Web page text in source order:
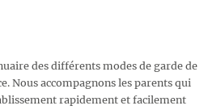
des différents modes de garde de
Nous accompagnons les parents qui
rapidement et facilement